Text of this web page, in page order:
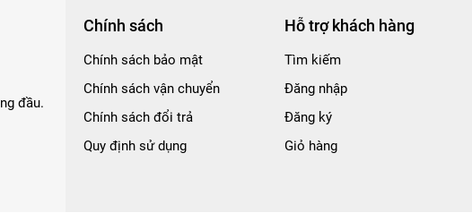
đầu.
Chính sách
Chính sách bảo mật
Chính sách vận chuyển
Chính sách đổi trả
Quy định sử dụng
Hỗ trợ khách hàng
Tìm kiếm
Đăng nhập
Đăng ký
Giỏ hàng